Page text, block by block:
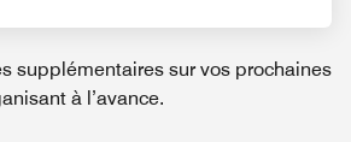
supplémentaires sur vos prochaines
à l’avance.